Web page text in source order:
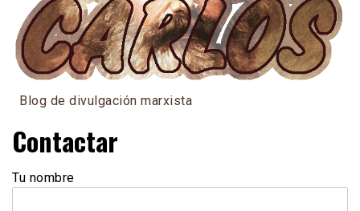
Blog de divulgación marxista
Contactar
Tu nombre